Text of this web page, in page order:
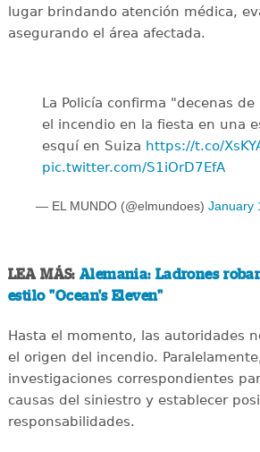
lugar brindando atención médica,
asegurando el área afectada.
La Policía confirma "decenas
el incendio en la fiesta en una
esquí en Suiza https://t.co/
pic.twitter.com/S1iOrD7EfA
— EL MUNDO (@elmundoes) January
LEA MÁS: Alemania: Ladrones
estilo "Ocean's Eleven"
Hasta el momento, las autoridades
el origen del incendio.
investigaciones correspondientes
causas del siniestro y establecer
responsabilidades.